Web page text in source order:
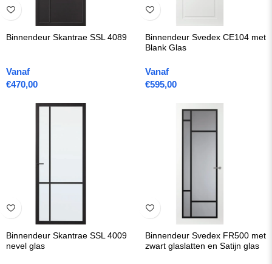
Binnendeur Skantrae SSL 4089
Vanaf
€470,00
Binnendeur Svedex CE104 met
Blank Glas
Vanaf
€595,00
Binnendeur Skantrae SSL 4009
nevel glas
Binnendeur Svedex FR500 met
zwart glaslatten en Satijn glas